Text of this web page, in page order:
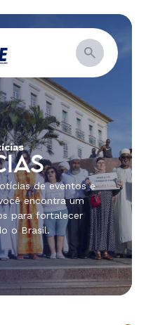
de eventos e
encontra um
para fortalecer
o Brasil.